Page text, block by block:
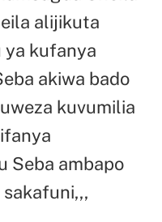
alijikuta
ya kufanya
akiwa bado
kuvumilia
Seba ambapo